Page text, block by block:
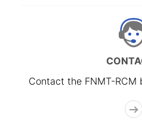
Contact the FNMT-RCM